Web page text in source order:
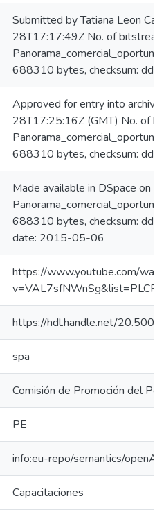
Submitted by Tatiana Leon
28T17:17:49Z No. of
688310 bytes, checksum:
Approved for entry into
28T17:25:16Z (GMT) No. of
688310 bytes, checksum:
Made available in DSpace on
688310 bytes, checksum:
date: 2015-05-06
https://www.youtube.com/
https://hdl.handle.net/
spa
Comisión de Promoción del
PE
info:eu-repo/semantics/
Capacitaciones